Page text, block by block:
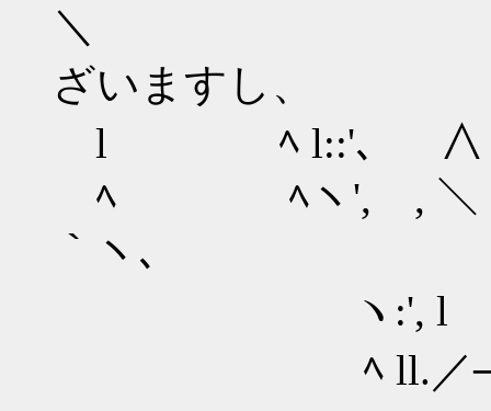
＼ 今なら
ざいますし、
l ﾍ l::'、 ∧
ﾍ ﾍヽ',
｀ヽ、 沙都子
ヽ:', l ／
ﾍ ll.／── 二